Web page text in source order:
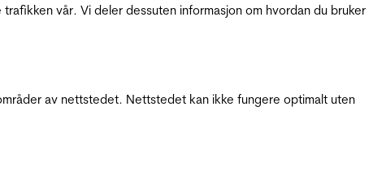
vår. Vi deler dessuten informasjon om hvordan du bruker
av nettstedet. Nettstedet kan ikke fungere optimalt uten